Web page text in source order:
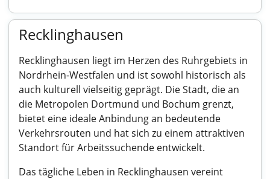
Recklinghausen
Recklinghausen liegt im Herzen des Ruhrgebiets in
Nordrhein-Westfalen und ist sowohl historisch als
auch kulturell vielseitig geprägt. Die Stadt, die an
die Metropolen Dortmund und Bochum grenzt,
bietet eine ideale Anbindung an bedeutende
Verkehrsrouten und hat sich zu einem attraktiven
Standort für Arbeitssuchende entwickelt.
Das tägliche Leben in Recklinghausen vereint